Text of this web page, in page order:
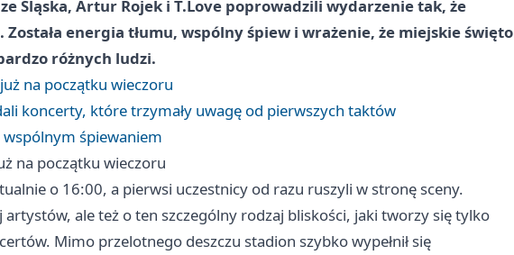
Śląska, Artur Rojek i T.Love poprowadzili wydarzenie tak, że
Została energia tłumu, wspólny śpiew i wrażenie, że miejskie święto
różnych ludzi.
na początku wieczoru
koncerty, które trzymały uwagę od pierwszych taktów
wspólnym śpiewaniem
na początku wieczoru
o 16:00, a pierwsi uczestnicy od razu ruszyli w stronę sceny.
artystów, ale też o ten szczególny rodzaj bliskości, jaki tworzy się tylko
Mimo przelotnego deszczu stadion szybko wypełnił się